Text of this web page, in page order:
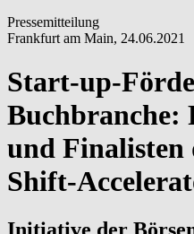
Pressemitteilung
Frankfurt am Main, 24.06.2021
Start-up-
Buchbranche:
und Finalisten
Shift-